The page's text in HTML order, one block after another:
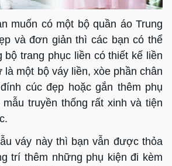
muốn có một bộ quần áo Trung
và đơn giản thì các bạn có thể
bộ trang phục liền có thiết kế liền
là một bộ váy liền, xòe phần chân
cúc đẹp hoặc gắn thêm phụ
truyền thống rất xinh và tiện
váy này thì bạn vẫn được thỏa
trí thêm những phụ kiện đi kèm